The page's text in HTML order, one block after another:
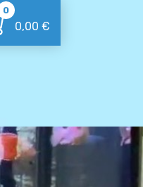
0
0,00 €